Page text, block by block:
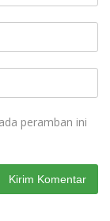
peramban ini